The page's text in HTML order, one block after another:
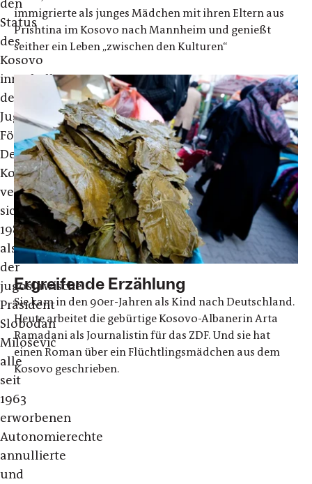
den
Status
des
Kosovo
innerhalb
der
Jugoslawischen
Föderation.
Der
Konflikt
verschärfte
sich
1989,
als
der
jugoslawische
Präsident
Slobodan
Milošević
alle
seit
1963
erworbenen
Autonomierechte
annullierte
und
immigrierte als junges Mädchen mit ihren Eltern aus
Prishtina im Kosovo nach Mannheim und genießt
seither ein Leben „zwischen den Kulturen“
Ergreifende Erzählung
Sie kam in den 90er-Jahren als Kind nach Deutschland.
Heute arbeitet die gebürtige Kosovo-Albanerin Arta
Ramadani als Journalistin für das ZDF. Und sie hat
einen Roman über ein Flüchtlingsmädchen aus dem
Kosovo geschrieben.